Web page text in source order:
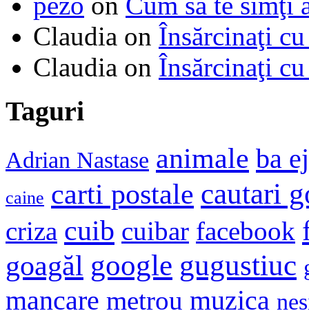
Claudia on Însărcinaţi
Claudia on Însărcinaţi
Taguri
Adrian Nastase animale ba
caine carti postale cautari
criza cuib cuibar facebook
goagăl google gugustiuc
mancare metrou muzica